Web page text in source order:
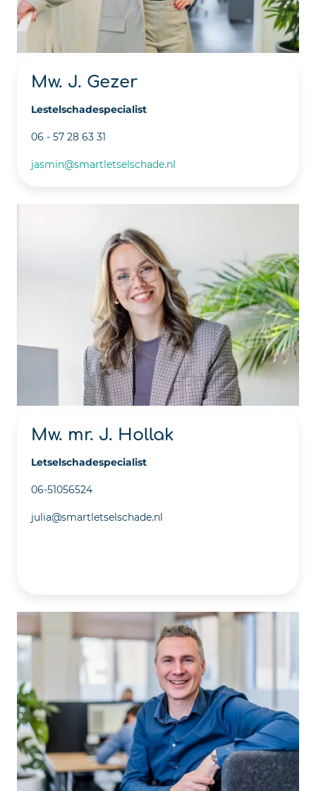
Mw. J. Gezer
Lestelschadespecialist
06 - 57 28 63 31
jasmin@smartletselschade.nl
Mw. mr. J. Hollak
Letselschadespecialist
06-51056524
julia@smartletselschade.nl